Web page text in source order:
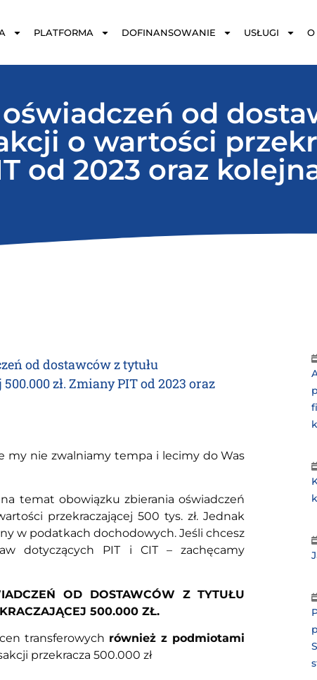
PLATFORMA DOFINANSOWANIE USŁUGI O
od
o wartości
od 2023 oraz
od dostawców z tytułu
zł. Zmiany PIT od 2023 oraz
my nie zwalniamy tempa i lecimy do Was
temat obowiązku zbierania oświadczeń
przekraczającej 500 tys. zł. Jednak
w podatkach dochodowych. Jeśli chcesz
dotyczących PIT i CIT – zachęcamy
OD DOSTAWCÓW Z TYTUŁU
500.000 ZŁ.
transferowych również z podmiotami
przekracza 500.000 zł